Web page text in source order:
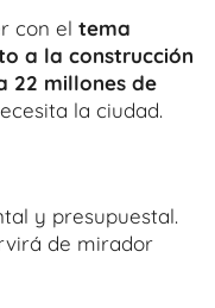
con el tema
a la construcción
22 millones de
la ciudad.
y presupuestal.
de mirador